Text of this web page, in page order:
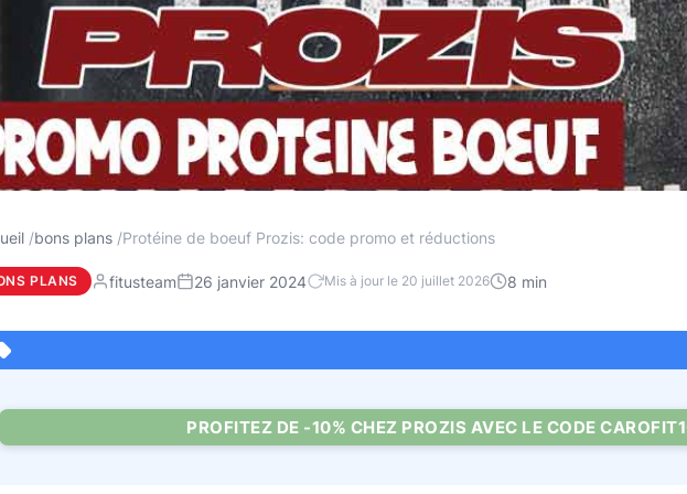
bons plans Protéine de boeuf Prozis: code promo et réductions
PLANS fitusteam 26 janvier 2024 Mis à jour le 20 juillet 2026 8 min
PROFITEZ DE -10% CHEZ PROZIS AVEC LE CODE